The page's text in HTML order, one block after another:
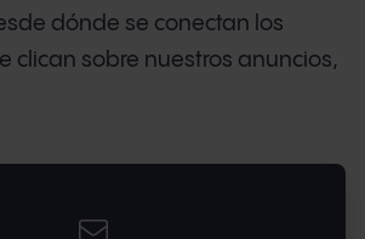
dónde se conectan los
clican sobre nuestros anuncios,